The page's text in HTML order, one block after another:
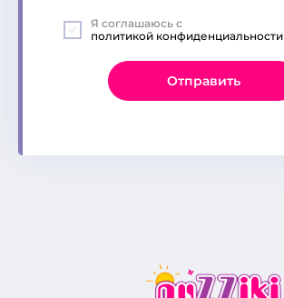
Отправить
Я соглашаюсь с
политикой конфиденциальности